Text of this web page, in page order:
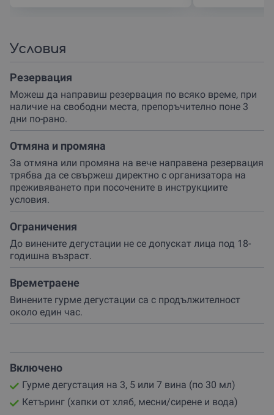
Условия
Резервация
Можеш да направиш резервация по всяко време, при
наличие на свободни места, препоръчително поне 3
дни по-рано.
Отмяна и промяна
За отмяна или промяна на вече направена резервация
трябва да се свържеш директно с организатора на
преживяването при посочените в инструкциите
условия.
Ограничения
До винените дегустации не се допускат лица под 18-
годишна възраст.
Времетраене
Винените гурме дегустации са с продължителност
около един час.
Включено
Гурме дегустация на 3, 5 или 7 вина (по 30 мл)
Кетъринг (хапки от хляб, месни/сирене и вода)